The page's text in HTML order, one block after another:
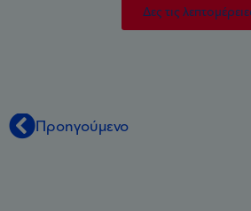
Δες τις
Προηγούμενο